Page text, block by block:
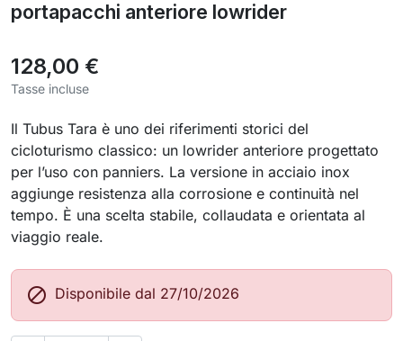
portapacchi anteriore lowrider
128,00 €
Tasse incluse
Il Tubus Tara è uno dei riferimenti storici del
cicloturismo classico: un lowrider anteriore progettato
per l’uso con panniers. La versione in acciaio inox
aggiunge resistenza alla corrosione e continuità nel
tempo. È una scelta stabile, collaudata e orientata al
viaggio reale.
 Disponibile dal 27/10/2026